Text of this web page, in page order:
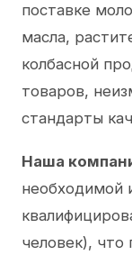
поставке
масла,
колбасной
товаров,
стандарты
Наша
необходимой
человек), что